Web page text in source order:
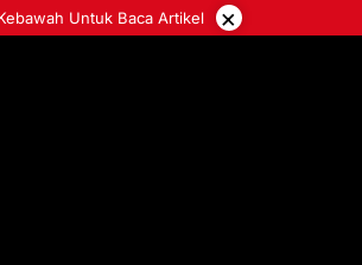
Untuk Baca Artikel ×